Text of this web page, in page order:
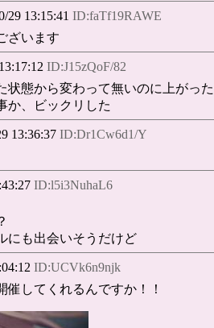
29 13:15:41 ID:faTf19RAWE
ざいます
ID:J15zQoF/82
状態から変わって無いのに上がった
か、ビックリした
13:36:37 ID:Dr1Cw6d1/Y
ID:l5i3NuhaL6
にも出会いそうだけど
ID:UCVk6n9njk
してくれるんですか！！